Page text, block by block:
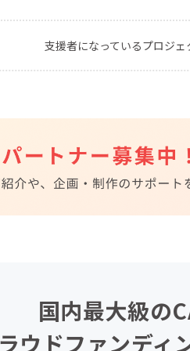
CAMPFIRE for Social Good
CAMPFIREふるさと納税
支援者になっているプロジェ
国内最大級の
ウドファンディ